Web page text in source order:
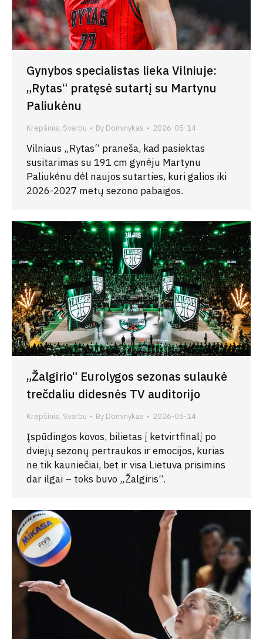
Gynybos specialistas lieka Vilniuje:
„Rytas“ pratęsė sutartį su Martynu
Paliukėnu
Krepšinis, Svarbu By Dominykas 2026-05-14
Vilniaus „Rytas“ praneša, kad pasiektas
susitarimas su 191 cm gynėju Martynu
Paliukėnu dėl naujos sutarties, kuri galios iki
2026-2027 metų sezono pabaigos.
„Žalgirio“ Eurolygos sezonas sulaukė
trečdaliu didesnės TV auditorijo
Krepšinis, Svarbu By Dominykas 2026-05-14
Įspūdingos kovos, bilietas į ketvirtfinalį po
dviejų sezonų pertraukos ir emocijos, kurias
ne tik kauniečiai, bet ir visa Lietuva prisimins
dar ilgai – toks buvo „Žalgiris“.